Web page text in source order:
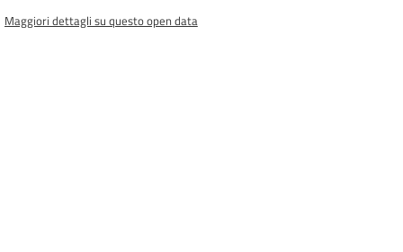
Maggiori dettagli su questo open data